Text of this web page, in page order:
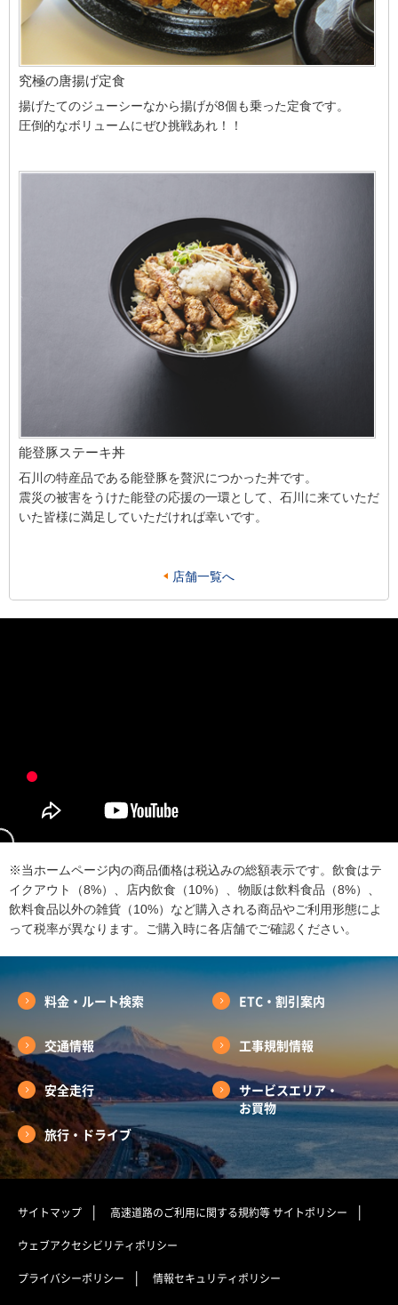
究極の唐揚げ定食
揚げたてのジューシーなから揚げが8個も乗った定食です。
圧倒的なボリュームにぜひ挑戦あれ！！
能登豚ステーキ丼
石川の特産品である能登豚を贅沢につかった丼です。
震災の被害をうけた能登の応援の一環として、石川に来ていただ
いた皆様に満足していただければ幸いです。
店舗一覧へ
※当ホームページ内の商品価格は税込みの総額表示です。飲食はテ
イクアウト（8%）、店内飲食（10%）、物販は飲料食品（8%）、
飲料食品以外の雑貨（10%）など購入される商品やご利用形態によ
って税率が異なります。ご購入時に各店舗でご確認ください。
料金・ルート検索 ETC・割引案内
交通情報 工事規制情報
安全走行
サービスエリア・
お買物
旅行・ドライブ
サイトマップ 高速道路のご利用に関する規約等サイトポリシー
ウェブアクセシビリティポリシー
プライバシーポリシー 情報セキュリティポリシー